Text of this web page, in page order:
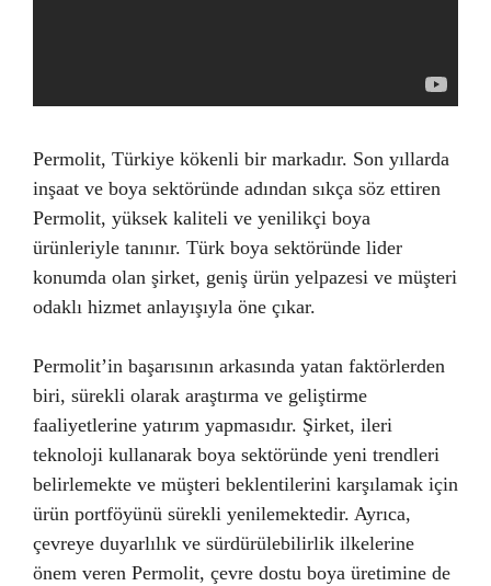
Permolit, Türkiye kökenli bir markadır. Son yıllarda
inşaat ve boya sektöründe adından sıkça söz ettiren
Permolit, yüksek kaliteli ve yenilikçi boya
ürünleriyle tanınır. Türk boya sektöründe lider
konumda olan şirket, geniş ürün yelpazesi ve müşteri
odaklı hizmet anlayışıyla öne çıkar.
Permolit’in başarısının arkasında yatan faktörlerden
biri, sürekli olarak araştırma ve geliştirme
faaliyetlerine yatırım yapmasıdır. Şirket, ileri
teknoloji kullanarak boya sektöründe yeni trendleri
belirlemekte ve müşteri beklentilerini karşılamak için
ürün portföyünü sürekli yenilemektedir. Ayrıca,
çevreye duyarlılık ve sürdürülebilirlik ilkelerine
önem veren Permolit, çevre dostu boya üretimine de